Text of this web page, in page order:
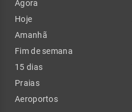
Agora
Hoje
Amanhã
Fim de semana
15 dias
Praias
Aeroportos